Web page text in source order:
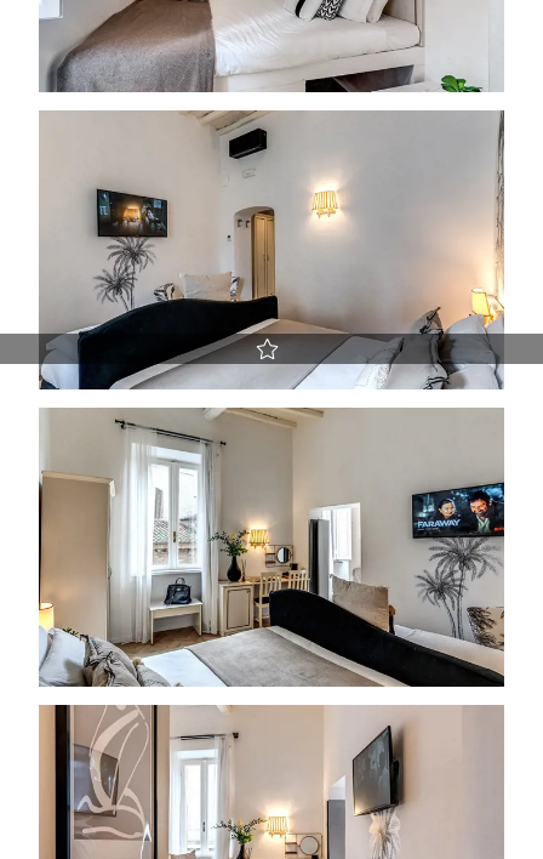
Miglior prezzo garantito
Early Check-in e Late Check-out previa disponibilità
Upgrade gratuito della camera previa disponibilità
La politica di cancellazione più vantaggiosa del Web